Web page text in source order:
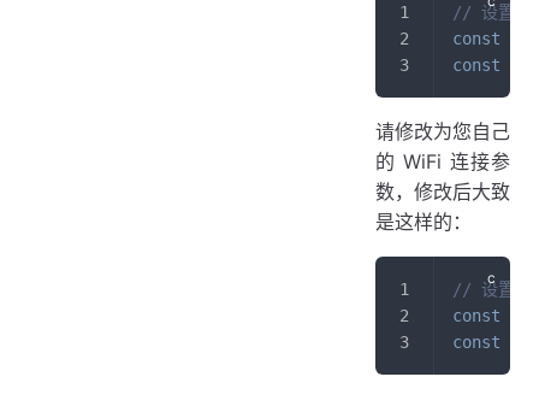
// 设置
const
const
请修改为您自己
的 WiFi 连接参
数，修改后大致
是这样的：
// 设置
const
const